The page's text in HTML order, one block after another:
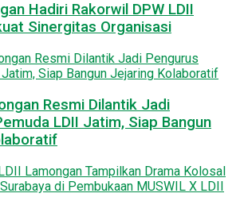
Hadiri Rakorwil DPW LDII
Sinergitas Organisasi
Resmi Dilantik Jadi
LDII Jatim, Siap Bangun